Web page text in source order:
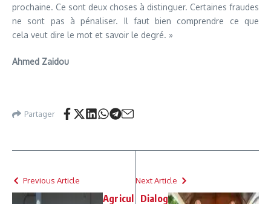
prochaine. Ce sont deux choses à distinguer. Certaines fraudes
ne sont pas à pénaliser. Il faut bien comprendre ce que
cela veut dire le mot et savoir le degré. »
Ahmed Zaidou
Partager
Previous Article
Agricul
Next Article
Dialog